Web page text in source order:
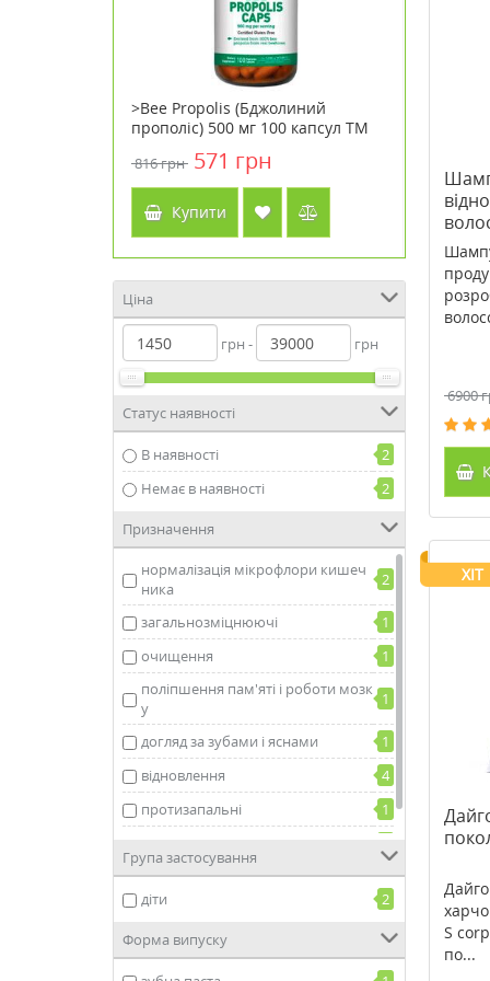
>Bee Propolis (Бджолиний
прополіс) 500 мг 100 капсул ТМ
816 грн 571 грн
Купити
Ціна
грн - грн
Статус наявності
В наявності
2
Немає в наявності
2
Призначення
нормалізація мікрофлори кишеч
ника
2
загальнозміцнюючі
1
очищення
1
поліпшення пам'яті і роботи мозк
у
1
догляд за зубами і яснами
1
відновлення
4
протизапальні
1
Група застосування
діти 2
Форма випуску
6900
ХІТ
S
по...